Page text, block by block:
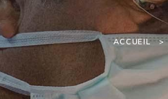
ACCUEIL